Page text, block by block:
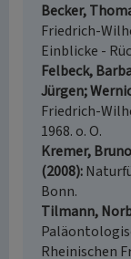
Becker,
Friedrich-
Einblicke -
Felbeck,
Jürgen;
Friedrich-
1968. o. O.
Kremer,
(2008)
Bonn.
Tilmann,
Rheinischen